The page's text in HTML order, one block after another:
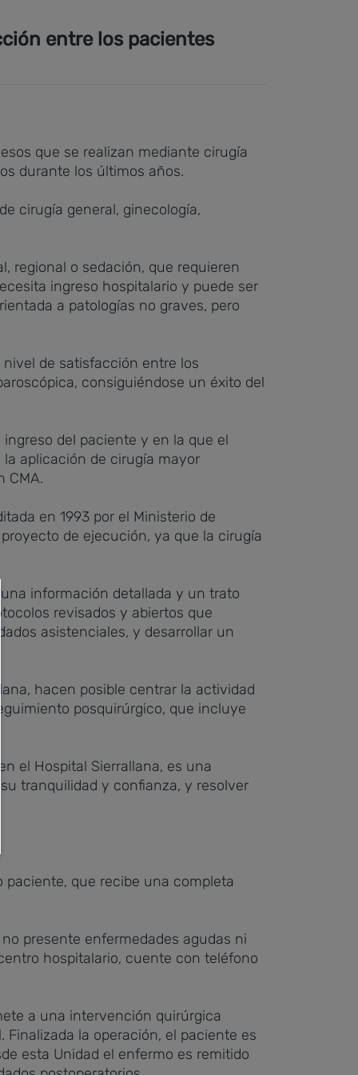
entre los pacientes
que se realizan mediante cirugía
durante los últimos años.
cirugía general, ginecología,
regional o sedación, que requieren
ingreso hospitalario y puede ser
a patologías no graves, pero
nivel de satisfacción entre los
consiguiéndose un éxito del
del paciente y en la que el
aplicación de cirugía mayor
CMA.
en 1993 por el Ministerio de
de ejecución, ya que la cirugía
información detallada y un trato
revisados y abiertos que
asistenciales, y desarrollar un
hacen posible centrar la actividad
posquirúrgico, que incluye
el Hospital Sierrallana, es una
tranquilidad y confianza, y resolver
paciente, que recibe una completa
presente enfermedades agudas ni
hospitalario, cuente con teléfono
a una intervención quirúrgica
la operación, el paciente es
esta Unidad el enfermo es remitido